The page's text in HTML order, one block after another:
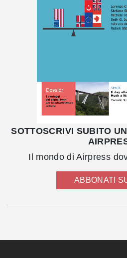
SOTTOSCRIVI SUBITO
Il mondo di Airpress
ABBONATI